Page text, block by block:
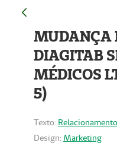
MUDANÇA
DIAGITAB
MÉDICOS
5)
Texto:
Design: Marketing